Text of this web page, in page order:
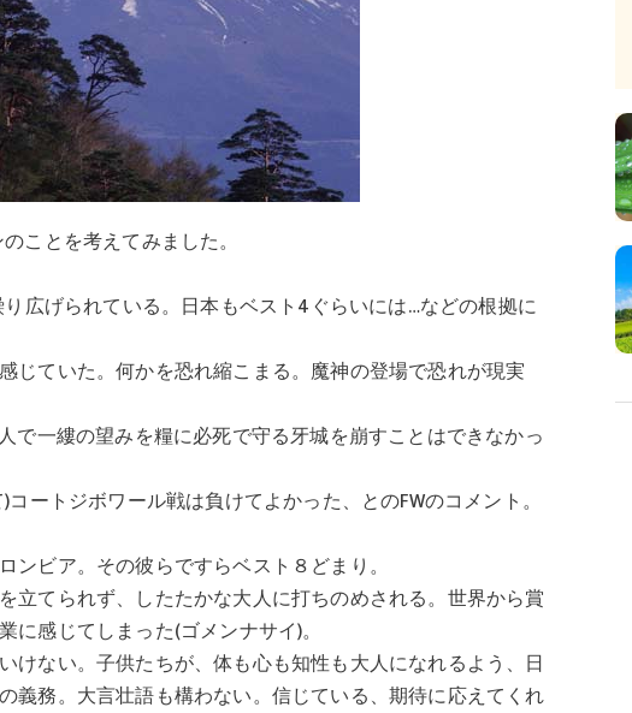
ことを考えてみました。
広げられている。日本もベスト4ぐらいには…などの根拠に
じていた。何かを恐れ縮こまる。魔神の登場で恐れが現実
で一縷の望みを糧に必死で守る牙城を崩すことはできなかっ
ートジボワール戦は負けてよかった、とのFWのコメント。
ビア。その彼らですらベスト８どまり。
立てられず、したたかな大人に打ちのめされる。世界から賞
感じてしまった(ゴメンナサイ)。
けない。子供たちが、体も心も知性も大人になれるよう、日
義務。大言壮語も構わない。信じている、期待に応えてくれ